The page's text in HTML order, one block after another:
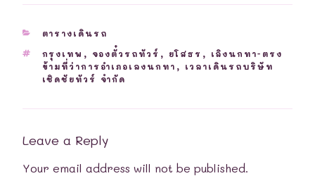
CATEGORIES
ตารางเดินรถ
TAGS
กรุงเทพ , จองตั๋วรถทัวร์ , ยโสธร , เลิงนกทา-ตรง
ข้ามที่ว่าการอำเภอเลงนกทา , เวลาเดินรถบริษัท
เชิดชัยทัวร์ จำกัด
Leave a Reply
Your email address will not be published.